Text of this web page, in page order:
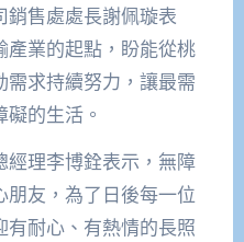
銷售處處長謝佩璇表
產業的起點，盼能從桃
需求持續努力，讓最需
的生活。
經理李博銓表示，無障
友，為了日後每一位
有耐心、有熱情的長照